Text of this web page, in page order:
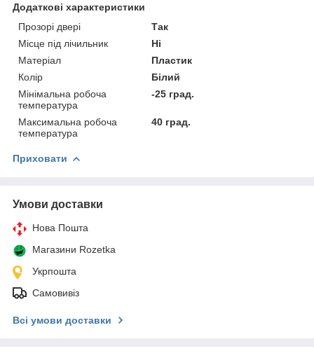
Додаткові характеристики
Прозорі двері
Так
Місце під лічильник
Ні
Матеріал
Пластик
Колір
Білий
Мінімальна робоча
температура
-25 град.
Максимальна робоча
температура
40 град.
Приховати
Умови доставки
Нова Пошта
Магазини Rozetka
Укрпошта
Самовивіз
Всі умови доставки